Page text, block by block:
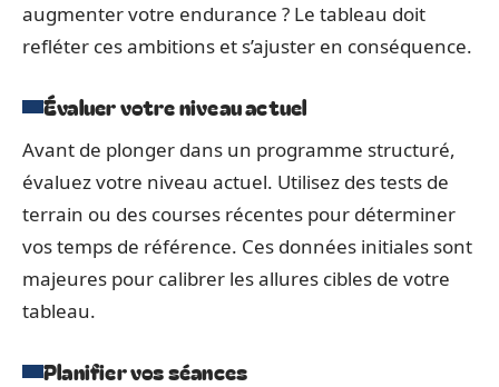
augmenter votre endurance ? Le tableau doit
refléter ces ambitions et s’ajuster en conséquence.
Évaluer votre niveau actuel
Avant de plonger dans un programme structuré,
évaluez votre niveau actuel. Utilisez des tests de
terrain ou des courses récentes pour déterminer
vos temps de référence. Ces données initiales sont
majeures pour calibrer les allures cibles de votre
tableau.
Planifier vos séances